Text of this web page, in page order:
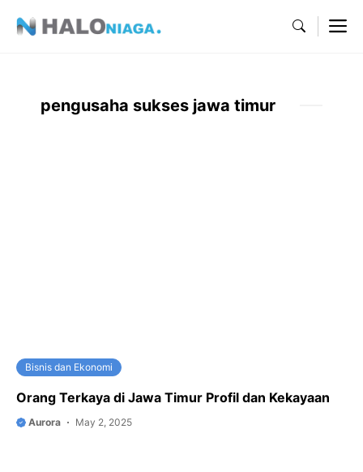
pengusaha sukses jawa timur
Bisnis dan Ekonomi
Orang Terkaya di Jawa Timur Profil dan Kekayaan
Aurora May 2, 2025